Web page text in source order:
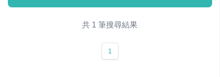
共 1 筆搜尋結果
1